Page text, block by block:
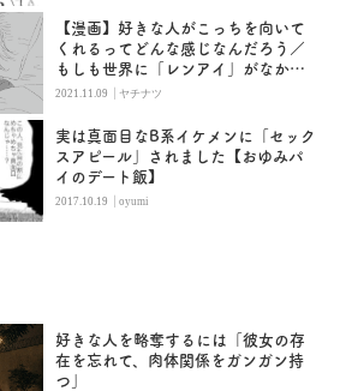
【漫画】好きな人がこっちを向いて
くれるってどんな感じなんだろう／
もしも世界に「レンアイ」がなかっ
たら（１５）
2021.11.09 |ヤチナツ
実は真面目なB系イケメンに「セック
スアピール」されました【おゆみパ
イのデート飯】
2017.10.19 |oyumi
好きな人を略奪するには「彼女の存
在を忘れて、肉体関係をガンガン持
つ」